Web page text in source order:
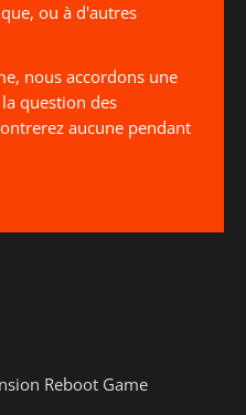
ou à d'autres
nous accordons une
question des
aucune pendant
Reboot Game